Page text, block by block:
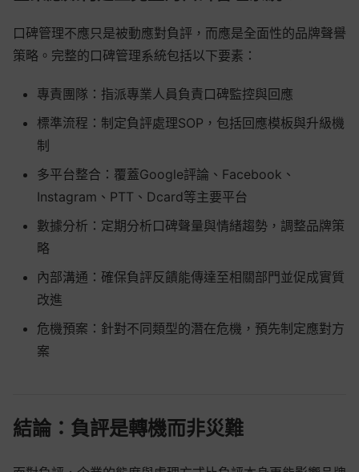
口碑管理不應只是被動應對負評，而應是全面性的品牌聲譽
策略。完整的口碑管理系統包括以下要素：
專責團隊：指派專業人員負責口碑監控與回應
標準流程：制定負評處理SOP，包括回應模板與升級機
制
多平台整合：覆蓋Google評論、Facebook、
Instagram、PTT、Dcard等主要平台
數據分析：定期分析口碑聲量與情緒趨勢，調整品牌策
略
內部溝通：確保負評反饋能傳達至相關部門並促成實質
改進
危機預案：針對不同類型的潛在危機，預先制定應對方
案
結論：負評是轉機而非災難